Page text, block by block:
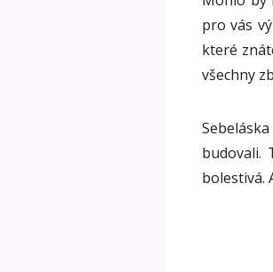
pro vás
které
všechny
budovali.
bolestivá.